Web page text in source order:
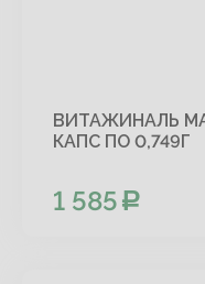
ВИТАЖИНАЛЬ
КАПС ПО 0,749Г
1 585